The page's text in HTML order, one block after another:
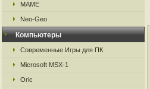
MAME
Neo-Geo
Компьютеры
Современные Игры для ПК
Microsoft MSX-1
Oric